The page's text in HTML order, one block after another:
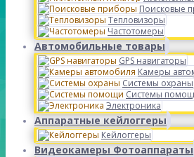
Поисковые
Тепловизоры
Частотомеры
Автомобильные товары
GPS навигаторы
Камеры
Системы охраны
Системы
Электроника
Аппаратные кейлоггеры
Кейлоггеры
Видеокамеры Фотоаппараты